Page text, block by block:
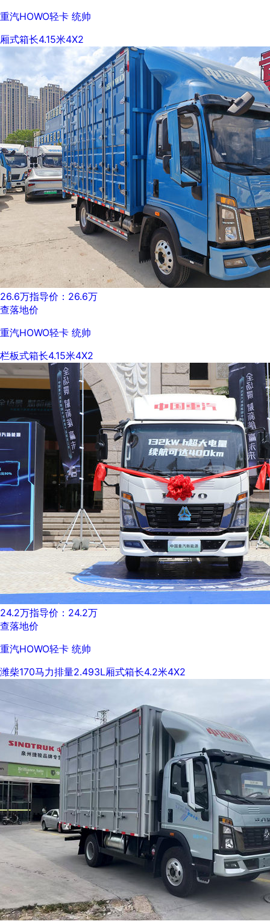
重汽HOWO轻卡 统帅
厢式箱长4.15米4X2
26.6万指导价：26.6万
查落地价
重汽HOWO轻卡 统帅
栏板式箱长4.15米4X2
24.2万指导价：24.2万
查落地价
重汽HOWO轻卡 统帅
潍柴170马力排量2.493L厢式箱长4.2米4X2